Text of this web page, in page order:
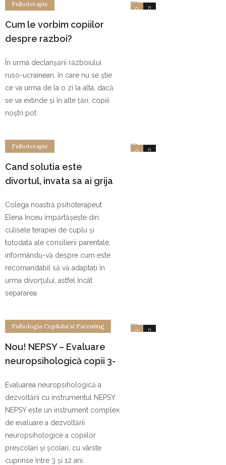
0 0
Psihoterapie
Cum le vorbim copiilor
despre razboi?
În urma declanșării războiului
ruso-ucrainean, în care nu se știe
ce va urma de la o zi la alta, dacă
se va extinde și în alte țări, copiii
noștri pot
0 0
Psihoterapie
Cand solutia este
divortul, invata sa ai grija
Colega noastră psihoterapeut
Elena Inceu împărtășește din
culisele terapiei de cuplu și
totodată ale consilierii parentale,
informându-vă despre cum este
recomandabil să vă adaptați în
urma divorțului, astfel încât
separarea
0 0
Psihologia Copilului si Parenting
Nou! NEPSY – Evaluare
neuropsihologică copii 3-
Evaluarea neuropsihologică a
dezvoltării cu instrumentul NEPSY
NEPSY este un instrument complex
de evaluare a dezvoltării
neuropsihologice a copiilor
preșcolari și școlari, cu vârste
cuprinse între 3 și 12 ani.